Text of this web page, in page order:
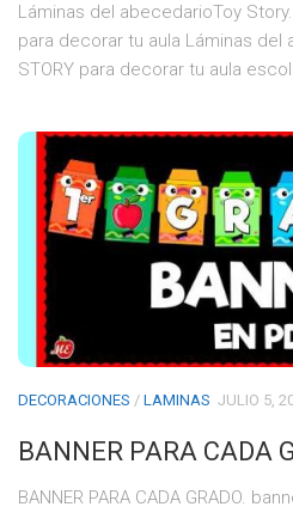
Láminas del abecedarioToy
para decorar tu aula Láminas del
STORY para decorar tu aula
DECORACIONES / LAMINAS JULIO 5,
BANNER PARA CADA
BANNER PARA CADA GRADO.